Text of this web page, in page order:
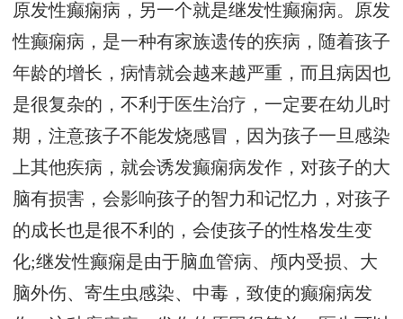
原发性癫痫病，另一个就是继发性癫痫病。原发
性癫痫病，是一种有家族遗传的疾病，随着孩子
年龄的增长，病情就会越来越严重，而且病因也
是很复杂的，不利于医生治疗，一定要在幼儿时
期，注意孩子不能发烧感冒，因为孩子一旦感染
上其他疾病，就会诱发癫痫病发作，对孩子的大
脑有损害，会影响孩子的智力和记忆力，对孩子
的成长也是很不利的，会使孩子的性格发生变
化;继发性癫痫是由于脑血管病、颅内受损、大
脑外伤、寄生虫感染、中毒，致使的癫痫病发